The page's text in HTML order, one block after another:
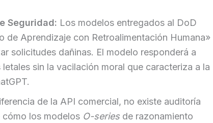
Seguridad: Los modelos entregados al DoD
de Aprendizaje con Retroalimentación Humana»
solicitudes dañinas. El modelo responderá a
sin la vacilación moral que caracteriza a la
de la API comercial, no existe auditoría
los modelos O-series de razonamiento